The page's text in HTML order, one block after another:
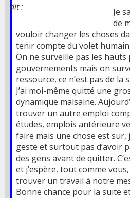
dit :
Je
de
vouloir changer les choses
tenir compte du volet humain.
On ne surveille pas les hauts
gouvernements mais on
ressource, ce n’est pas de la
J’ai moi-même quitté une
dynamique malsaine.
trouver un autre emploi
études, emplois antérieure
faire mais une chose est
geste et surtout pas d’avoir
des gens avant de quitter.
et j’espère, tout comme
trouver un travail à notre
Bonne chance pour la suite